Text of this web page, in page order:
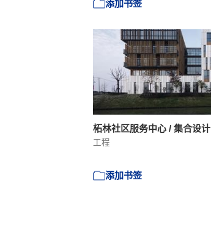
添加书签
柘林社区服务中心 / 集合设计
工程
添加书签